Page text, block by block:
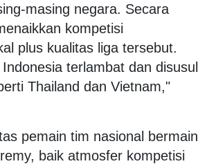
masing negara. Secara
kompetisi
plus kualitas liga tersebut.
terlambat dan disusul
Thailand dan Vietnam,"
pemain tim nasional bermain
baik atmosfer kompetisi